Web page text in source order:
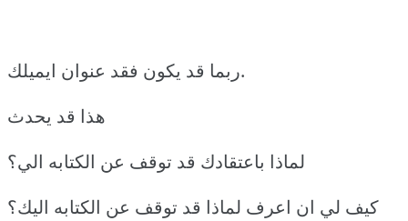
ربما قد يكون فقد عنوان ايميلك.
هذا قد يحدث
لماذا باعتقادك قد توقف عن الكتابه الي؟
كيف لي ان اعرف لماذا قد توقف عن الكتابه اليك؟